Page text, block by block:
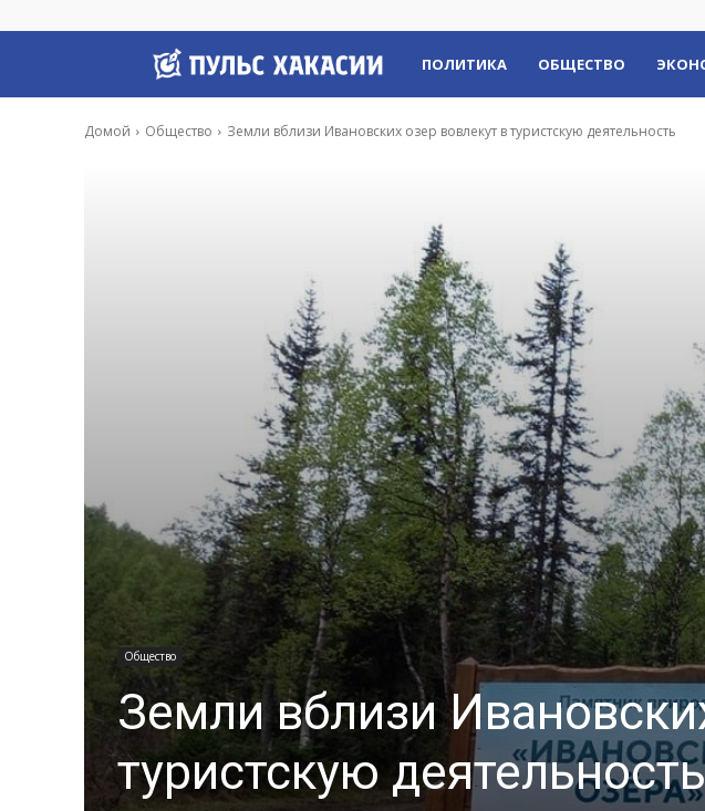
Пульс
Хакасии
ПОЛИТИКА ОБЩЕСТВО
Домой Общество Земли вблизи Ивановских озер вовлекут в туристскую деятельность
Общество
Земли вблизи
туристскую деятельность